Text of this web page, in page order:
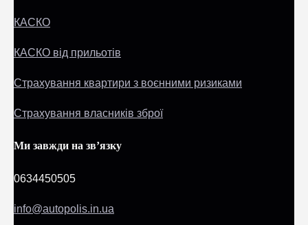
КАСКО
КАСКО від прильотів
Страхування квартири з воєнними ризиками
Страхування власників зброї
Ми завжди на зв’язку
0634450505
info@autopolis.in.ua